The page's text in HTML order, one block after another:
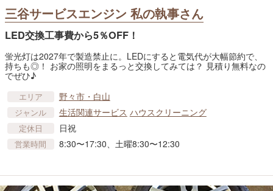
三谷サービスエンジン 私の執事さん
LED交換工事費から5％OFF！
蛍光灯は2027年で製造禁止に。LEDにすると電気代が大幅節約で、
持ちも◎！ お家の照明をまるっと交換してみては？ 見積り無料なの
でぜひ♪
エリア 野々市・白山
ジャンル 生活関連サービス ハウスクリーニング
定休日 日祝
営業時間 8:30〜17:30、土曜8:30〜12:30